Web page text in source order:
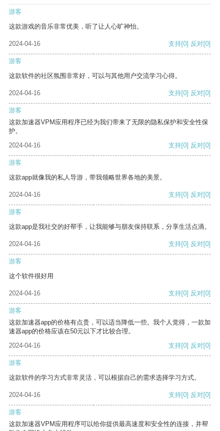
游客
这款游戏的音乐非常优美，听了让人心旷神怡。
2024-04-16 支持[0] 反对[0]
游客
这款软件的社区氛围非常好，可以与其他用户交流学习心得。
2024-04-16 支持[0] 反对[0]
游客
这款加速器VPM应用程序已经为我们带来了无限的隐私保护和安全性保
护。
2024-04-16
支持[0] 反对[0]
游客
这款app就像我的私人导游，带我领略世界各地的美景。
2024-04-16 支持[0] 反对[0]
游客
这款app是我社交的好帮手，让我能够与朋友保持联系，分享生活点滴。
2024-04-16 支持[0] 反对[0]
游客
这个软件很好用
2024-04-16 支持[0] 反对[0]
游客
这款加速器app的价格有点贵，可以适当降低一些。我个人觉得，一款加
速器app的价格应该在50元以下才比较合理。
2024-04-16
支持[0] 反对[0]
游客
这款软件的学习方式非常灵活，可以根据自己的需求选择学习方式。
2024-04-16 支持[0] 反对[0]
游客
这款加速器VPM应用程序可以给你提供最高速度和安全性的连接，并帮